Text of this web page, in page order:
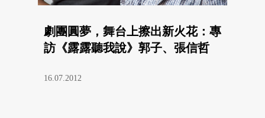
劇團圓夢，舞台上擦出新火花：專
訪《露露聽我說》郭子、張信哲
16.07.2012